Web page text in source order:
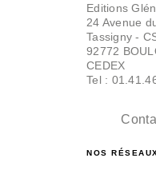
Editions
24 Avenue
Tassigny -
92772
CEDEX
Tel :
NOS